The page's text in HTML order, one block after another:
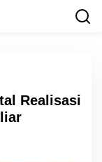
Realisasi